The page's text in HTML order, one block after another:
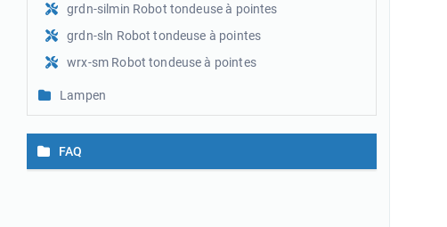
grdn-silmin Robot tondeuse à pointes
grdn-sln Robot tondeuse à pointes
wrx-sm Robot tondeuse à pointes
Lampen
FAQ